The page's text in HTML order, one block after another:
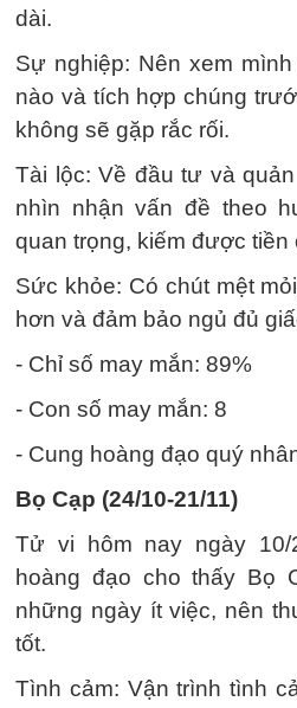
dài.
Sự nghiệp: Nên xem
nào và tích hợp chúng
không sẽ gặp rắc rối.
Tài lộc: Về đầu tư và
nhìn nhận vấn đề theo
quan trọng, kiếm được tiền
Sức khỏe: Có chút mệt
hơn và đảm bảo ngủ đủ
- Chỉ số may mắn: 89%
- Con số may mắn: 8
- Cung hoàng đạo quý
Bọ Cạp (24/10-21/11)
Tử vi hôm nay ngày 10/
hoàng đạo cho thấy Bọ
những ngày ít việc, nên
tốt.
Tình cảm: Vận trình tình